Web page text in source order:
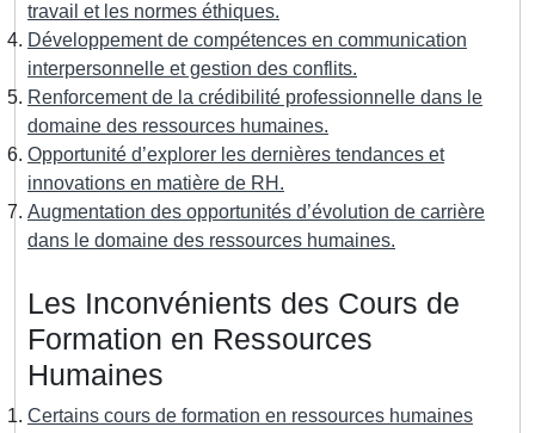
travail et les normes éthiques.
Développement de compétences en communication
interpersonnelle et gestion des conflits.
Renforcement de la crédibilité professionnelle dans le
domaine des ressources humaines.
Opportunité d’explorer les dernières tendances et
innovations en matière de RH.
Augmentation des opportunités d’évolution de carrière
dans le domaine des ressources humaines.
Les Inconvénients des Cours de
Formation en Ressources
Humaines
Certains cours de formation en ressources humaines